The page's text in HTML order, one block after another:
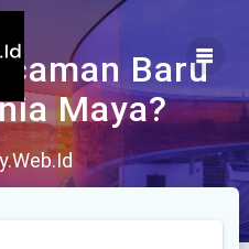
Skip
content
Baru
Maya?